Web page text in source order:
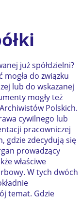
już spółdzielni?
do związku
lub do wskazanej
mogły też
Polskich.
cywilnego lub
pracowniczej
gdzie zdecydują się
prowadzący
właściwe
W tych dwóch
temat. Gdzie